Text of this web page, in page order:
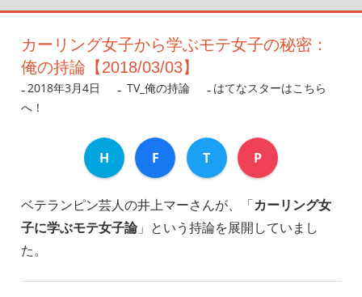
カーリング女子から学ぶモテ女子の秘密：
俺の持論【2018/03/03】
2018年3月4日 nanigoto
TV_俺の持論
はてなスターはこちら
へ！
H F T P
ベテランピン芸人の井上マーさんが、「カーリング女
子に学ぶモテ女子論」という持論を展開していまし
た。